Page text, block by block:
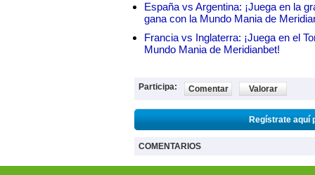
España vs Argentina: ¡Juega en la
gana con la Mundo Mania de
Francia vs Inglaterra: ¡Juega en el
Mundo Mania de Meridianbet!
Participa: Comentar Valorar
Regístrate aquí
COMENTARIOS